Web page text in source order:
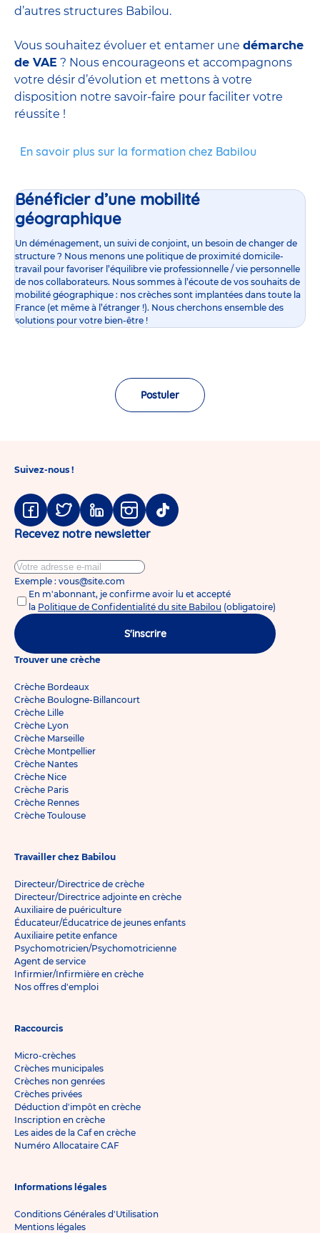
d’autres structures Babilou.
Vous souhaitez évoluer et entamer une démarche
de VAE ? Nous encourageons et accompagnons
votre désir d’évolution et mettons à votre
disposition notre savoir-faire pour faciliter votre
réussite !
En savoir plus sur la formation chez Babilou
Bénéficier d’une mobilité
géographique
Un déménagement, un suivi de conjoint, un besoin de changer de
structure ? Nous menons une politique de proximité domicile-
travail pour favoriser l’équilibre vie professionnelle / vie personnelle
de nos collaborateurs. Nous sommes à l’écoute de vos souhaits de
mobilité géographique : nos crèches sont implantées dans toute la
France (et même à l’étranger !). Nous cherchons ensemble des
solutions pour votre bien-être !
Postuler
Suivez-nous !
Facebook
TwitterLinkedinInstagram
Tiktok
Recevez notre newsletter
Exemple : vous@site.com
En m'abonnant, je confirme avoir lu et accepté
la Politique de Confidentialité du site Babilou (obligatoire)
S'inscrire
Trouver une crèche
Crèche Bordeaux
Crèche Boulogne-Billancourt
Crèche Lille
Crèche Lyon
Crèche Marseille
Crèche Montpellier
Crèche Nantes
Crèche Nice
Crèche Paris
Crèche Rennes
Crèche Toulouse
Travailler chez Babilou
Directeur/Directrice de crèche
Directeur/Directrice adjointe en crèche
Auxiliaire de puériculture
Éducateur/Éducatrice de jeunes enfants
Auxiliaire petite enfance
Psychomotricien/Psychomotricienne
Agent de service
Infirmier/Infirmière en crèche
Nos offres d'emploi
Raccourcis
Micro-crèches
Crèches municipales
Crèches non genrées
Crèches privées
Déduction d'impôt en crèche
Inscription en crèche
Les aides de la Caf en crèche
Numéro Allocataire CAF
Informations légales
Conditions Générales d'Utilisation
Mentions légales